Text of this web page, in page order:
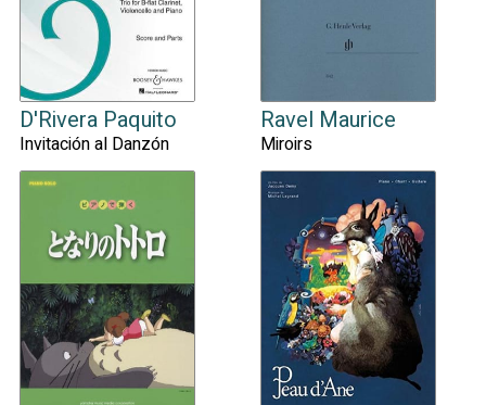
D'Rivera Paquito Ravel Maurice
Invitación al Danzón Miroirs